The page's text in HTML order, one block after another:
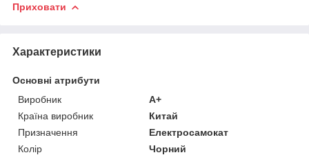
Приховати
Характеристики
Основні атрибути
Виробник
А+
Країна виробник
Китай
Призначення
Електросамокат
Колір
Чорний